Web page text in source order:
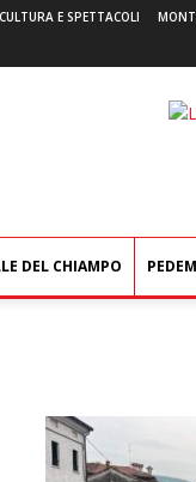
CULTURA E SPETTACOLI
DEL CHIAMPO